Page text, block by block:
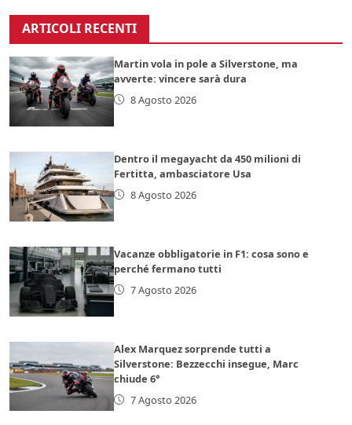
ARTICOLI RECENTI
Martin vola in pole a Silverstone, ma
avverte: vincere sarà dura
8 Agosto 2026
Dentro il megayacht da 450 milioni di
Fertitta, ambasciatore Usa
8 Agosto 2026
Vacanze obbligatorie in F1: cosa sono e
perché fermano tutti
7 Agosto 2026
Alex Marquez sorprende tutti a
Silverstone: Bezzecchi insegue, Marc
chiude 6°
7 Agosto 2026